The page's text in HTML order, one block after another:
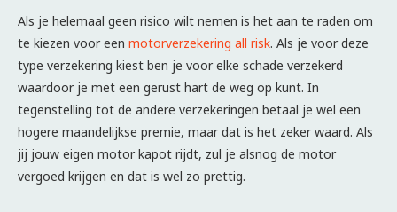
Als je helemaal geen risico wilt nemen is het aan te raden om
te kiezen voor een motorverzekering all risk. Als je voor deze
type verzekering kiest ben je voor elke schade verzekerd
waardoor je met een gerust hart de weg op kunt. In
tegenstelling tot de andere verzekeringen betaal je wel een
hogere maandelijkse premie, maar dat is het zeker waard. Als
jij jouw eigen motor kapot rijdt, zul je alsnog de motor
vergoed krijgen en dat is wel zo prettig.